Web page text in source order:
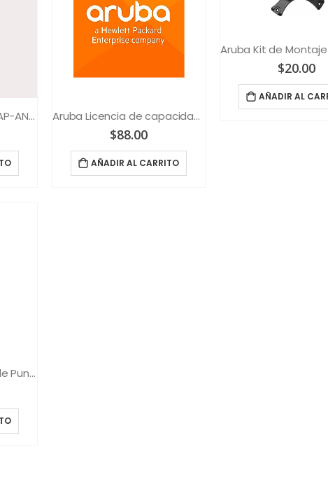
Aruba Antena interior AP-ANT-1W Aruba Licencia de capacidad HPE Aruba Controller Per Ap E-LTU
$88.00
AÑADIR AL CARRITO
$20.00
AÑADIR AL
Aruba Kit de Montaje de Puntos de acceso